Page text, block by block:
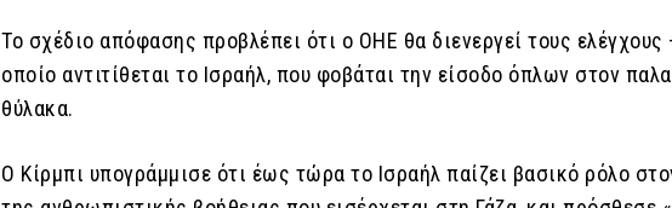
Το σχέδιο απόφασης προβλέπει ότι ο ΟΗΕ θα διενεργεί τους ελέγχους
οποίο αντιτίθεται το Ισραήλ, που φοβάται την είσοδο όπλων στον
θύλακα.
Ο Κίρμπι υπογράμμισε ότι έως τώρα το Ισραήλ παίζει βασικό ρόλο